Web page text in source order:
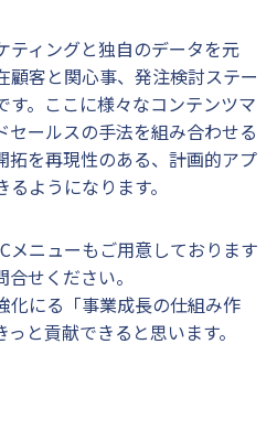
ティングと独自のデータを元
顧客と関心事、発注検討ステー
す。ここに様々なコンテンツマ
セールスの手法を組み合わせる
拓を再現性のある、計画的アプ
ようになります。
メニューもご用意しております
せください。
化にる「事業成長の仕組み作
と貢献できると思います。